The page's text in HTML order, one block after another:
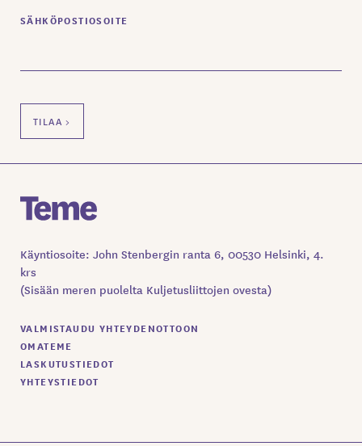
SÄHKÖPOSTIOSOITE
Käyntiosoite: John Stenbergin ranta 6, 00530 Helsinki, 4.
krs
(Sisään meren puolelta Kuljetusliittojen ovesta)
VALMISTAUDU YHTEYDENOTTOON
OMATEME
LASKUTUSTIEDOT
YHTEYSTIEDOT